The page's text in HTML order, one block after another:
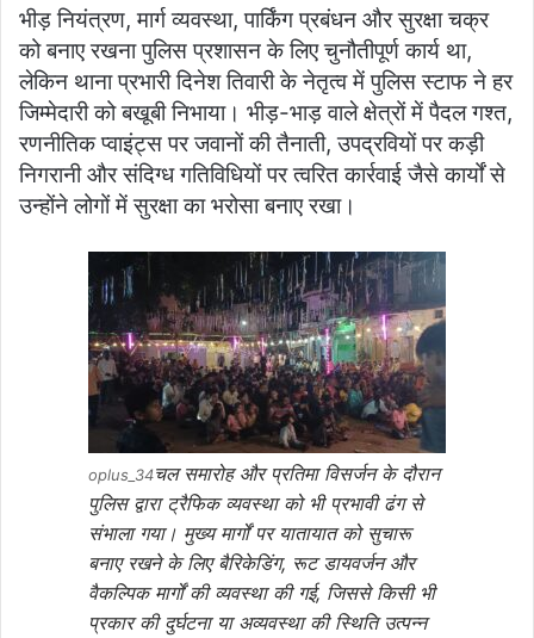
भीड़ नियंत्रण, मार्ग व्यवस्था, पार्किंग प्रबंधन और सुरक्षा चक्र
को बनाए रखना पुलिस प्रशासन के लिए चुनौतीपूर्ण कार्य था,
लेकिन थाना प्रभारी दिनेश तिवारी के नेतृत्व में पुलिस स्टाफ ने हर
जिम्मेदारी को बखूबी निभाया। भीड़-भाड़ वाले क्षेत्रों में पैदल गश्त,
रणनीतिक प्वाइंट्स पर जवानों की तैनाती, उपद्रवियों पर कड़ी
निगरानी और संदिग्ध गतिविधियों पर त्वरित कार्रवाई जैसे कार्यों से
उन्होंने लोगों में सुरक्षा का भरोसा बनाए रखा।
oplus_34चल समारोह और प्रतिमा विसर्जन के दौरान
पुलिस द्वारा ट्रैफिक व्यवस्था को भी प्रभावी ढंग से
संभाला गया। मुख्य मार्गों पर यातायात को सुचारू
बनाए रखने के लिए बैरिकेडिंग, रूट डायवर्जन और
वैकल्पिक मार्गों की व्यवस्था की गई, जिससे किसी भी
प्रकार की दुर्घटना या अव्यवस्था की स्थिति उत्पन्न